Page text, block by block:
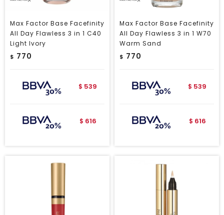
Max Factor Base Facefinity
All Day Flawless 3 in 1 C40
Light Ivory
$ 770
$ 539
$ 616
Max Factor Base Facefinity
All Day Flawless 3 in 1 W70
Warm Sand
$ 770
$ 539
$ 616